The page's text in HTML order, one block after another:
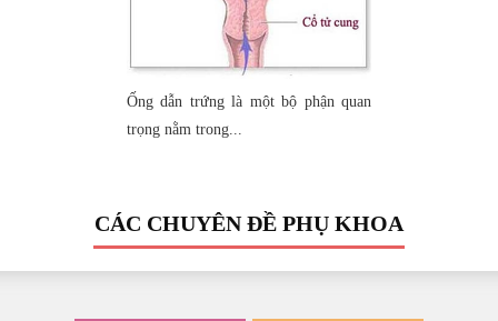
Ống dẫn trứng là một bộ phận quan
trọng nằm trong...
CÁC CHUYÊN ĐỀ PHỤ KHOA